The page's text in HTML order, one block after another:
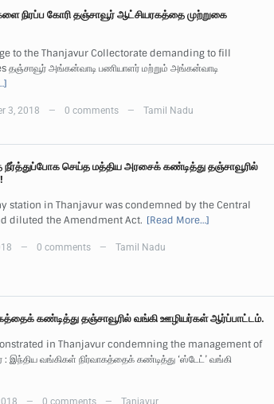
நிரப்ப கோரி தஞ்சாவூர் ஆட்சியரகத்தை முற்றுகை
to the Thanjavur Collectorate demanding to fill
தஞ்சாவூர் அங்கன்வாடி பணியாளர் மற்றும் அங்கன்வாடி
3, 2018 — 0 comments — Tamil Nadu
செய்த மத்திய அரசைக் கண்டித்து தஞ்சாவூரில்
station in Thanjavur was condemned by the Central
diluted the Amendment Act. [Read More…]
— 0 comments — Tamil Nadu
கண்டித்து தஞ்சாவூரில் வங்கி ஊழியர்கள் ஆர்ப்பாட்டம்.
in Thanjavur condemning the management of
இந்திய வங்கிகள் நிர்வாகத்தைக் கண்டித்து ‘ஸ்டேட்’ வங்கி
0 comments Tanjavur